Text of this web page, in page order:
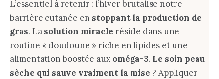
L’essentiel à retenir : l’hiver brutalise notre
barrière cutanée en stoppant la production de
gras. La solution miracle réside dans une
routine « doudoune » riche en lipides et une
alimentation boostée aux oméga-3. Le soin peau
sèche qui sauve vraiment la mise ? Appliquer